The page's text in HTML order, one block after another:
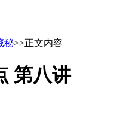
秘>>正文内容
第八讲